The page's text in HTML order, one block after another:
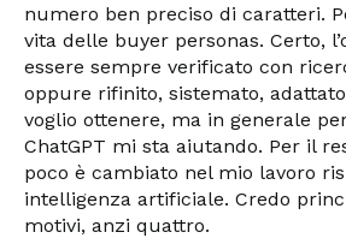
numero ben preciso di caratteri.
vita delle buyer personas. Certo,
essere sempre verificato con
oppure rifinito, sistemato,
voglio ottenere, ma in generale
ChatGPT mi sta aiutando. Per il
poco è cambiato nel mio lavoro
intelligenza artificiale. Credo
motivi, anzi quattro.